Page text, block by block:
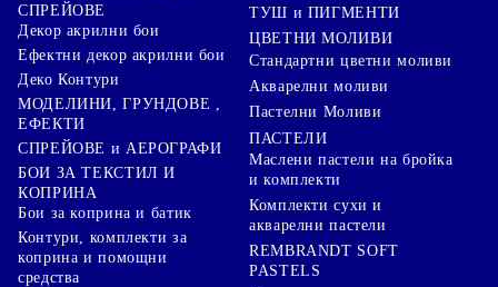
СПРЕЙОВЕ
Декор акрилни бои
Ефектни декор акрилни бои
Деко Контури
МОДЕЛИНИ, ГРУНДОВЕ ,
ЕФЕКТИ
СПРЕЙОВЕ и АЕРОГРАФИ
БОИ ЗА ТЕКСТИЛ И
КОПРИНА
Бои за коприна и батик
Контури, комплекти за
коприна и помощни
средства
ТУШ и ПИГМЕНТИ
ЦВЕТНИ МОЛИВИ
Стандартни цветни моливи
Акварелни моливи
Пастелни Моливи
ПАСТЕЛИ
Маслени пастели на бройка
и комплекти
Комплекти сухи и
акварелни пастели
REMBRANDT SOFT
PASTELS